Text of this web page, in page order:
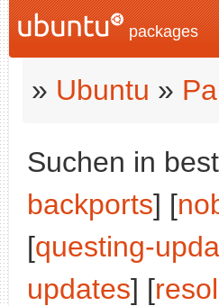
packages
» Ubuntu »
Suchen in
backports] [
[questing-
updates] [